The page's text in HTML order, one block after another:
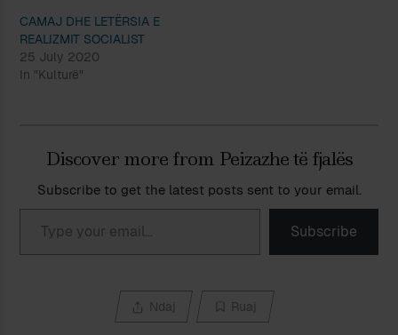
CAMAJ DHE LETËRSIA E
REALIZMIT SOCIALIST
25 July 2020
In "Kulturë"
Discover more from Peizazhe të fjalës
Subscribe to get the latest posts sent to your email.
Type your email…
Subscribe
Ndaj Ruaj